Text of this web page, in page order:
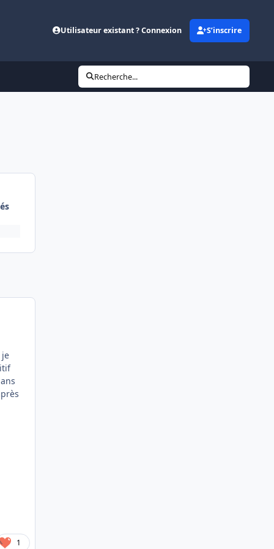
Utilisateur existant ? Connexion S’inscrire
Recherche...
je
1